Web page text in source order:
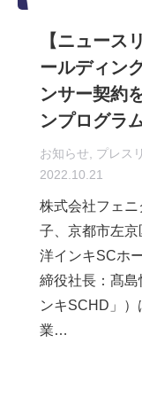
【ニュース
ールディン
ンサー契約
ンプログラ
お知らせ プレス
2022.10.21
株式会社フェ
子、京都市左
洋インキSCホ
締役社長：髙
ンキSCHD」
業…